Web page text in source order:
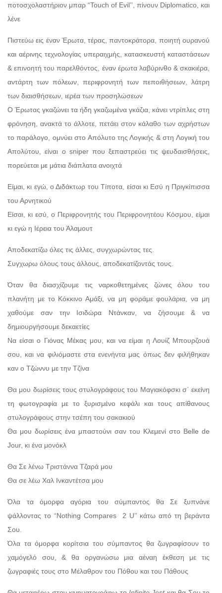
ποτοσχολαστήριον μπαρ “Touch of Evil’’, πίνουν Diplomatico, και
λένε
Πιστεύω εις έναν Έρωτα, τέρας, παντοκράτορα, ποιητή ουρανού
και αέρινης τεχνολογίας υπεραιχμής, κατασκευστή καταστάσεων
& επινοητή του παρελθόντος, έναν έρωτα λαβύρινθο & σκακιέρα,
αντάρτη των πόλεων, περιφρονητή των πεποιθήσεων, λάτρη
των διαισθήσεων, ιερέα των προσηλώσεων
Ο Έρωτας γκαζώνει τα ήδη γκαζωμένα γκάζια, κάνει ντρίπλες στη
φρόνηση, ανακτά το άλλοτε, πετάει στον κάλαθο των αχρήστων
το παράλογο, ομνύει στο Απόλυτο της Λογικής & στη Λογική του
Απολύτου, είναι ο sniper που ξεπαστρεύει τις ψευδαισθήσεις,
πορεύεται με μάτια διάπλατα ανοιχτά
Είμαι, κι εγώ, ο Διδάκτωρ του Τίποτα, είσαι κι Εσύ η Πριγκίπισσα
του Αρνητικού
Είσαι, κι εσύ, ο Περιφρονητής του Περιφρονητέου Κόσμου, είμαι
κι εγώ η Ιέρεια του Άλαμουτ
Αποδεκατίζω όλες τις άλλες, συγχωρώντας τες.
Συγχωρω όλους τους άλλους, αποδεκατίζοντάς τους.
Όταν θα διασχίζουμε τις ναρκοθετημένες ζώνες όλου του
πλανήτη με το Κόκκινο Αμάξι, να μη φοράμε φουλάρια, να μη
χαθούμε σαν την Ισιδώρα Ντάνκαν, να ζήσουμε & να
δημιουργήσουμε δεκαετίες
Να είσαι ο Γιόνας Μέκας μου, και να είμαι η Λουίζ Μπουρζουά
σου, και να φιλιόμαστε στα ενενήντα μας όπως δεν φιλήθηκαν
καν ο Τζώννυ με την Τζίνα
Θα μου δωρίσεις τους στυλογράφους του Μαγιακόφσκι σ᾽ εκείνη
τη φωτογραφία με το ξυρισμένο κεφάλι και τους απίθανους
στυλογράφους στην τσέπη του σακακιού
Θα μου δωρίσεις ένα μπαστούνι σαν του Κλεμενί στο Belle de
Jour, κι ένα μονόκλ
Θα Σε λένω Τριστάννα Τζαρά μου
Θα σε λέω Χαλ Ινκαντέτσα μου
Όλα τα όμορφα αγόρια του σύμπαντος θα Σε ξυπνάνε
ψάλλοντας το “Nothing Compares 2 U’’ κάτω από τη βεράντα
Σου.
Όλα τα όμορφα κορίτσια του σύμπαντος θα ζωγραφίσουν το
χαμόγελό σου, & θα οργανώσω μια αέναη έκθεση με τις
ζωγραφιές τους στο Μέλαθρον του Πόθου και του Πάθους